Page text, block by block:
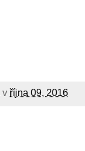
v října 09, 2016